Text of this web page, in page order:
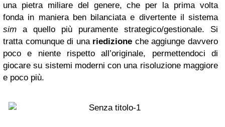
una pietra miliare del genere, che per la prima volta
fonda in maniera ben bilanciata e divertente il sistema
sim a quello più puramente strategico/gestionale. Si
tratta comunque di una riedizione che aggiunge davvero
poco e niente rispetto all’originale, permettendoci di
giocare su sistemi moderni con una risoluzione maggiore
e poco più.